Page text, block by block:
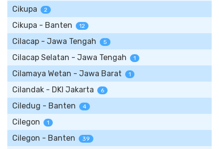
Cikupa 2
Cikupa - Banten 12
Cilacap - Jawa Tengah 5
Cilacap Selatan - Jawa Tengah 1
Cilamaya Wetan - Jawa Barat 1
Cilandak - DKI Jakarta 6
Ciledug - Banten 4
Cilegon 1
Cilegon - Banten 39